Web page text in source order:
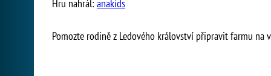
Hru nahrál: anakids
Pomozte rodině z Ledového království připravit farmu na